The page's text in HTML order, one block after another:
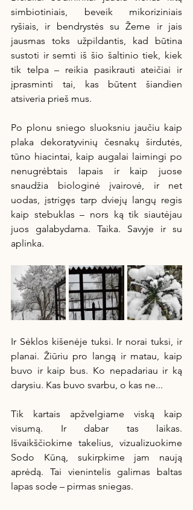
simbiotiniais, beveik mikoriziniais
ryšiais, ir bendrystės su Žeme ir jais
jausmas toks užpildantis, kad būtina
sustoti ir semti iš šio šaltinio tiek, kiek
tik telpa – reikia pasikrauti ateičiai ir
įprasminti tai, kas būtent šiandien
atsiveria prieš mus.
Po plonu sniego sluoksniu jaučiu kaip
plaka dekoratyvinių česnakų širdutės,
tūno hiacintai, kaip augalai laimingi po
nenugrėbtais lapais ir kaip juose
snaudžia biologinė įvairovė, ir net
uodas, įstrigęs tarp dviejų langų regis
kaip stebuklas – nors ką tik siautėjau
juos galabydama. Taika. Savyje ir su
aplinka.
Ir Sėklos kišenėje tuksi. Ir norai tuksi, ir
planai. Žiūriu pro langą ir matau, kaip
buvo ir kaip bus. Ko nepadariau ir ką
darysiu. Kas buvo svarbu, o kas ne...
Tik kartais apžvelgiame viską kaip
visumą. Ir dabar tas laikas.
Išvaikščiokime takelius, vizualizuokime
Sodo Kūną, sukirpkime jam naują
aprėdą. Tai vienintelis galimas baltas
lapas sode – pirmas sniegas.